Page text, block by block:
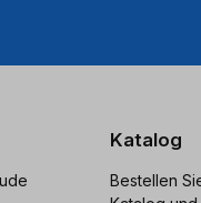
Katalog
Bestellen